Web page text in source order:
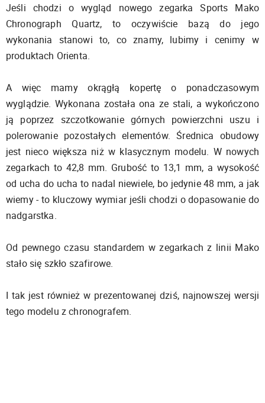
Jeśli chodzi o wygląd nowego zegarka Sports Mako
Chronograph Quartz, to oczywiście bazą do jego
wykonania stanowi to, co znamy, lubimy i cenimy w
produktach Orienta.
A więc mamy okrągłą kopertę o ponadczasowym
wyglądzie. Wykonana została ona ze stali, a wykończono
ją poprzez szczotkowanie górnych powierzchni uszu i
polerowanie pozostałych elementów. Średnica obudowy
jest nieco większa niż w klasycznym modelu. W nowych
zegarkach to 42,8 mm. Grubość to 13,1 mm, a wysokość
od ucha do ucha to nadal niewiele, bo jedynie 48 mm, a jak
wiemy - to kluczowy wymiar jeśli chodzi o dopasowanie do
nadgarstka.
Od pewnego czasu standardem w zegarkach z linii Mako
stało się szkło szafirowe.
I tak jest również w prezentowanej dziś, najnowszej wersji
tego modelu z chronografem.